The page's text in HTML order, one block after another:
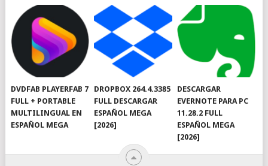
DVDFAB PLAYERFAB 7
FULL + PORTABLE
MULTILINGUAL EN
ESPAÑOL MEGA
DROPBOX 264.4.3385
FULL DESCARGAR
ESPAÑOL MEGA
[2026]
DESCARGAR
EVERNOTE PARA PC
11.28.2 FULL
ESPAÑOL MEGA
[2026]